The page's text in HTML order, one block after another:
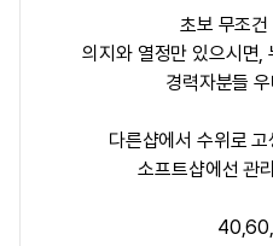
초보 무조
의지와 열정만 있으시면,
경력자분들
다른샵에서 수위로
소프트샵에선 관